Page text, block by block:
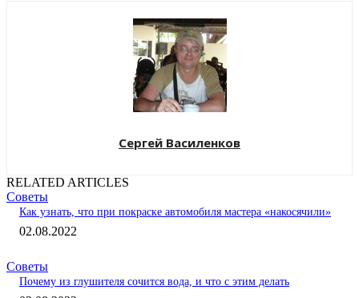
Сергей Василенков
RELATED ARTICLES
Советы
Как узнать, что при покраске автомобиля мастера «накосячили»
02.08.2022
Советы
Почему из глушителя сочится вода, и что с этим делать